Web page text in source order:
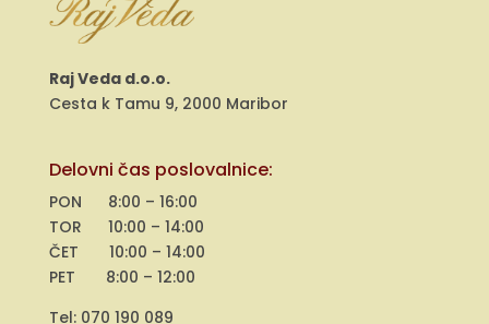
Raj Veda d.o.o.
Cesta k Tamu 9, 2000 Maribor
Delovni čas poslovalnice:
PON 8:00 – 16:00
TOR 10:00 – 14:00
ČET 10:00 – 14:00
PET 8:00 – 12:00
Tel: 070 190 089